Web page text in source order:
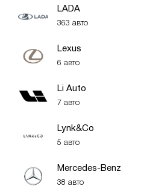
LADA
363 авто
Lexus
6 авто
Li Auto
7 авто
Lynk&Co
5 авто
Mercedes-Benz
38 авто